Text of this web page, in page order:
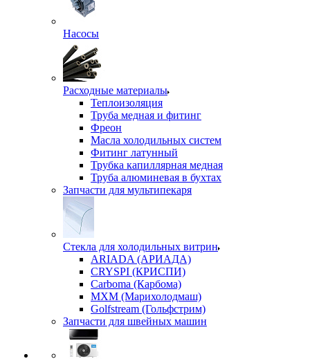
Насосы
Расходные материалы
Теплоизоляция
Труба медная и фитинг
Фреон
Масла холодильных систем
Фитинг латунный
Трубка капиллярная медная
Труба алюминевая в бухтах
Запчасти для мультипекаря
Стекла для холодильных витрин
ARIADA (АРИАДА)
CRYSPI (КРИСПИ)
Carboma (Карбома)
MXM (Марихолодмаш)
Golfstream (Гольфстрим)
Запчасти для швейных машин